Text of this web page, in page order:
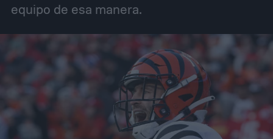
equipo de esa manera.